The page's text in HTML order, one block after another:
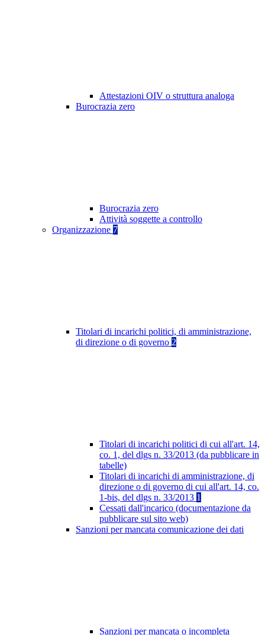
Attestazioni OIV o struttura analoga
Burocrazia zero
Burocrazia zero
Attività soggette a controllo
Organizzazione 7
Titolari di incarichi politici, di amministrazione,
di direzione o di governo 2
Titolari di incarichi politici di cui all'art. 14,
co. 1, del dlgs n. 33/2013 (da pubblicare in
tabelle)
Titolari di incarichi di amministrazione, di
direzione o di governo di cui all'art. 14, co.
1-bis, del dlgs n. 33/2013 1
Cessati dall'incarico (documentazione da
pubblicare sul sito web)
Sanzioni per mancata comunicazione dei dati
Sanzioni per mancata o incompleta